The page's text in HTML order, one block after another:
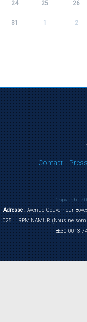
24 25 26
31 1 2
Contact
Copyright
Adresse :Avenue Gouverneur
025 – RPM NAMUR (Nous ne
BE30 0013